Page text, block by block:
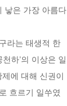
낳은 가장 아름다
라는 태생적 한
하’의 이상은 일
에 대해 신권이
흐르기 일쑤였